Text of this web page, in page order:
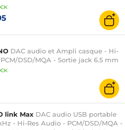
DAC audio et Ampli casque - Hi-
DSD/MQA - Sortie jack 6.5 mm
link Max DAC audio USB portable
- Hi-Res Audio - PCM/DSD/MQA -